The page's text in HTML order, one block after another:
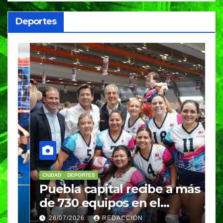
Deportes
CIUDAD DEPORTES
Puebla capital recibe a más
de 730 equipos en el
Festival Máster de Voleibol
28/07/2026 REDACCIÓN